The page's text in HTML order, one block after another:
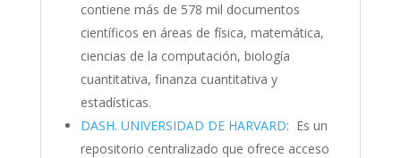
contiene más de 578 mil documentos
científicos en áreas de física, matemática,
ciencias de la computación, biología
cuantitativa, finanza cuantitativa y
estadísticas.
DASH. UNIVERSIDAD DE HARVARD: Es un
repositorio centralizado que ofrece acceso